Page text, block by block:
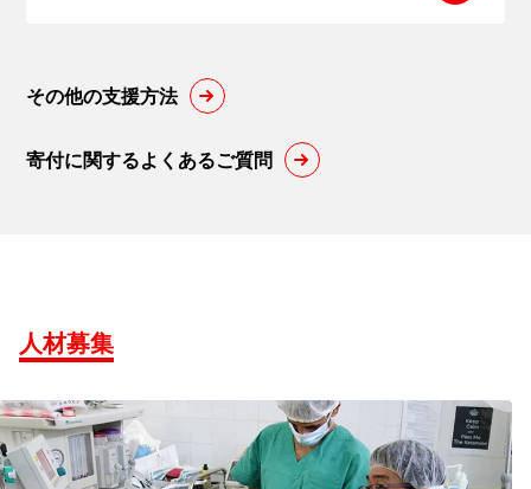
その他の支援方法
寄付に関するよくあるご質問
人材募集